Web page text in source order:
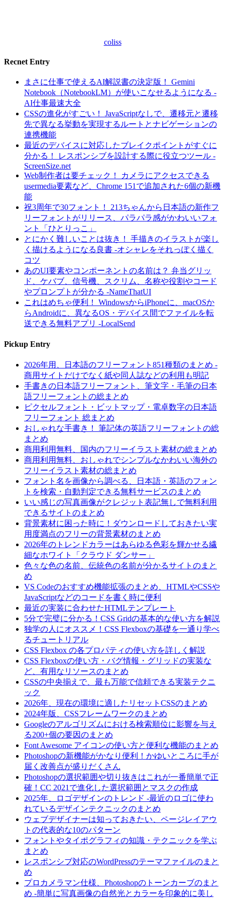
coliss
Recnet Entry
まさに仕事で使えるAI解説書の決定版！ Gemini
Notebook（NotebookLM）が使いこなせるようになる -
AI仕事最速大全
CSSの進化がすごい！ JavaScriptなしで、遷移元と遷移
先で異なる挙動を実現するルートとナビゲーションの
連携機能
最近のデバイスに対応したブレイクポイントがすぐに
分かる！ レスポンシブを設計する際に役立つツール -
ScreenSize.net
Web制作者は要チェック！ カメラにアクセスできる
usermedia要素など、Chrome 151で追加された6個の新機
能
祝3周年で30フォント！ 213ちゃんから日本語の新作フ
リーフォントがリリース、パラパラ感がかわいいフォ
ント「ひとりっこ」
とにかく難しいことは抜き！ 手描きのイラストが楽し
く描けるようになる良書 -オシャレをそれっぽく描く
コツ
あのUI要素やコンポーネントの名前は？ 弁当グリッ
ド、ケバブ、信号機、スクリム、名称や役割やコード
やプロンプトが分かる -NameThatUI
これはめちゃ便利！ WindowsからiPhoneに、macOSか
らAndroidに、異なるOS・デバイス間でファイルを転
送できる無料アプリ -LocalSend
Pickup Entry
2026年用、日本語のフリーフォント851種類のまとめ -
商用サイトだけでなく紙や同人誌などの利用も明記
手書きの日本語フリーフォント、筆文字・毛筆の日本
語フリーフォントの総まとめ
ピクセルフォント・ビットマップ・電卓数字の日本語
フリーフォント 総まとめ
おしゃれな手書き！ 筆記体の英語フリーフォントの総
まとめ
商用利用無料、国内のフリーイラスト素材の総まとめ
商用利用無料、おしゃれでシンプルなかわいい海外の
フリーイラスト素材の総まとめ
フォント名を画像から調べる、日本語・英語のフォン
トを検索・自動判定できる無料サービスのまとめ
いい感じの写真画像がクレジット表記無しで無料利用
できるサイトのまとめ
背景素材に困った時に！ダウンロードしておきたい実
用度満点のフリーの背景素材のまとめ
2026年のトレンドカラーはあらゆる色彩を輝かせる繊
細なホワイト「クラウド ダンサー」
色々な色の名前、伝統色の名前が分かるサイトのまと
め
VS Codeのおすすめ機能拡張のまとめ、HTMLやCSSや
JavaScriptなどのコードを書く時に便利
最近の実装に合わせたHTMLテンプレート
5分で完璧に分かる！CSS Gridの基本的な使い方を解説
独学の人にオススメ！CSS Flexboxの基礎を一通り学べ
るチュートリアル
CSS Flexbox の各プロパティの使い方を詳しく解説
CSS Flexboxの使い方・バグ情報・グリッドの実装な
ど、有用なリソースのまとめ
CSSの中央揃えで、最も万能で信頼できる実装テクニ
ック
2026年、現在の環境に適したリセットCSSのまとめ
2024年版、CSSフレームワークのまとめ
Googleのアルゴリズムにおける検索順位に影響を与え
る200+個の要因のまとめ
Font Awesome アイコンの使い方と便利な機能のまとめ
Photoshopの新機能がかなり便利！かゆいところに手が
届く改善点が盛りだくさん
Photoshopの選択範囲や切り抜きはこれが一番簡単で正
確！CC 2021で進化した選択範囲とマスクの作成
2025年、ロゴデザインのトレンド -最近のロゴに使わ
れているデザインテクニックのまとめ
ウェブデザイナーは知っておきたい、ページレイアウ
トの代表的な10のパターン
フォントやタイポグラフィの知識・テクニックを学ぶ
まとめ
レスポンシブ対応のWordPressのテーマファイルのまと
め
プロカメラマン仕様、Photoshopのトーンカーブのまと
め -簡単に写真画像の自然光とカラーを印象的に美し